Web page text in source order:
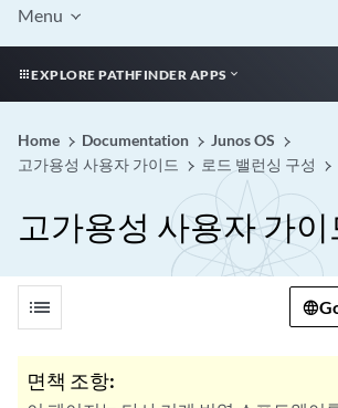
Menu
EXPLORE PATHFINDER APPS
Home Documentation
Junos OS
고가용성 사용자 가이드
로드 밸런싱 구성
고가용성 사용자 가이
list
면책 조항: